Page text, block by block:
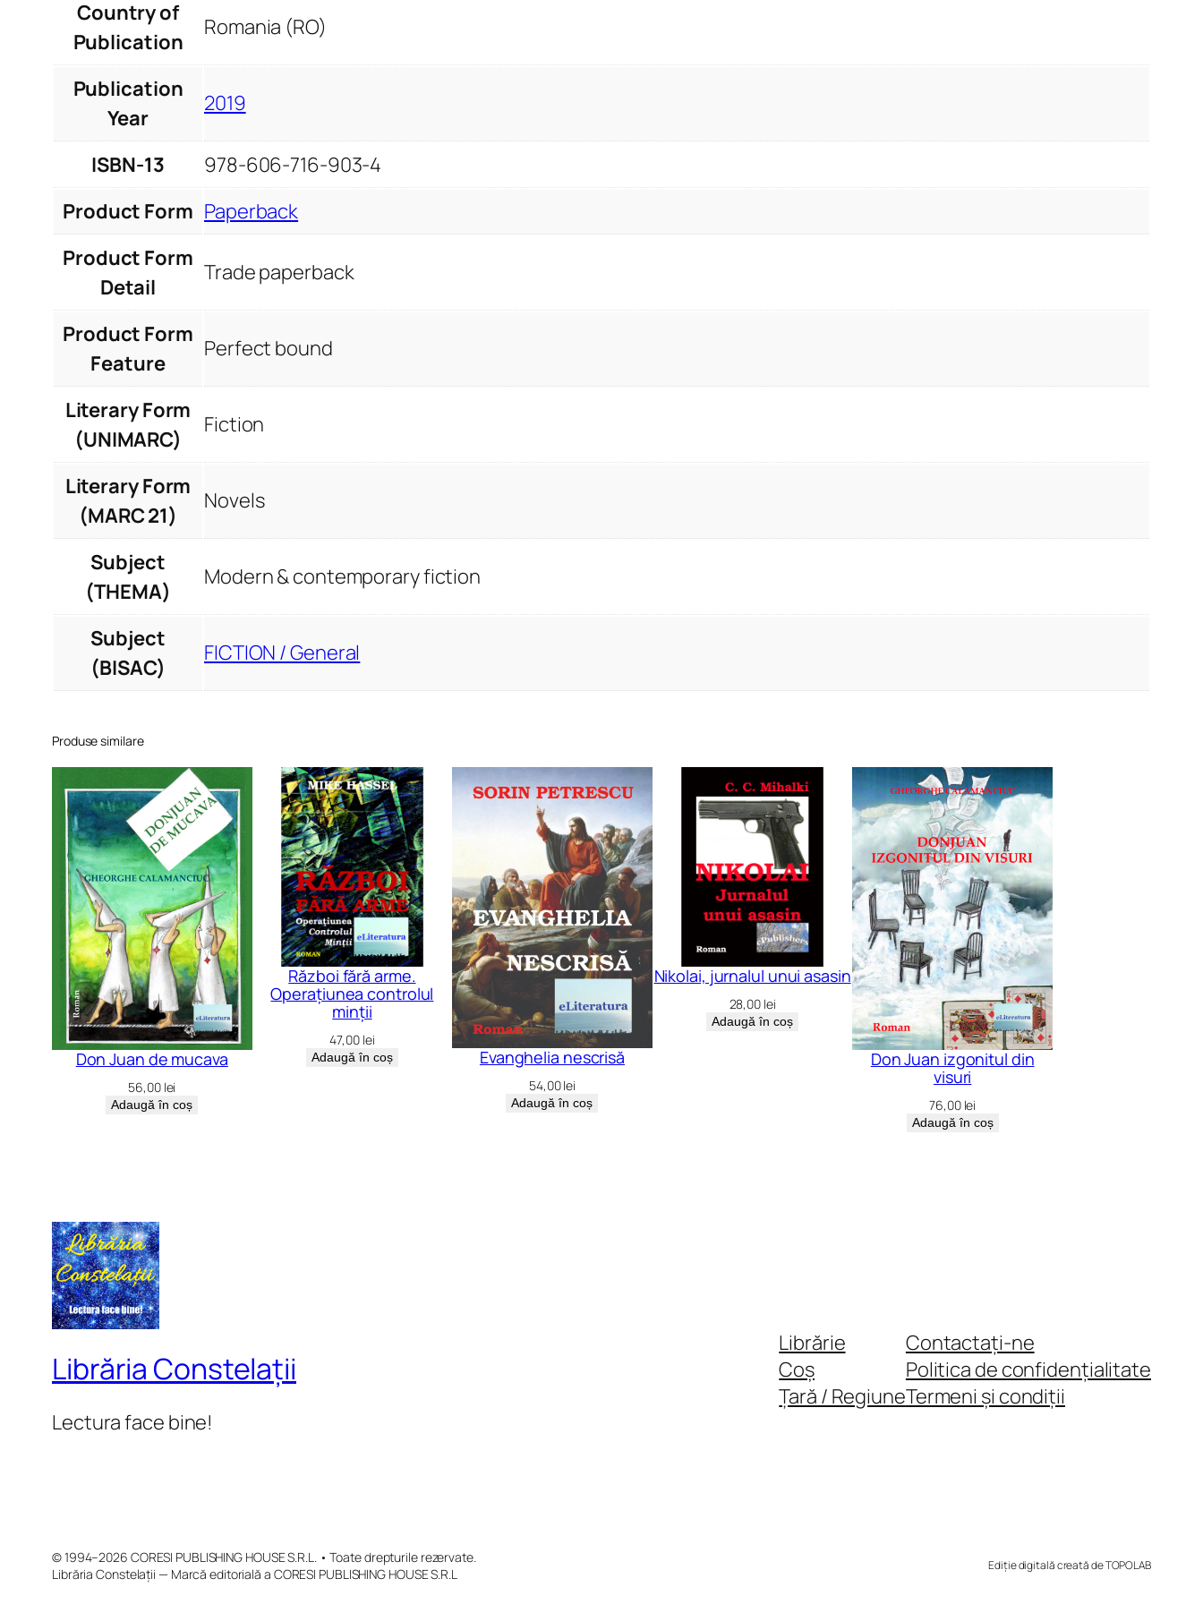
Country of
Publication
Romania (RO)
Publication
Year
2019
ISBN-13
978-606-716-903-4
Product Form Paperback
Product Form
Detail
Trade paperback
Product Form
Feature
Perfect bound
Literary Form
(UNIMARC)
Fiction
Literary Form
(MARC 21)
Novels
Subject
(THEMA)
Modern & contemporary fiction
Subject
(BISAC)
FICTION / General
Produse similare
Don Juan de mucava
56,00 lei
Adaugă în coș
Război fără arme.
Operațiunea controlul
minții
47,00 lei
Adaugă în coș Evanghelia nescrisă
54,00lei
Adaugă în coș
Nikolai, jurnalul unui asasin
28,00 lei
Adaugă în coș
Don Juan izgonitul din
visuri
76,00 lei
Adaugă în coș
Librăria Constelații
Lectura face bine!
Librărie
Coș
Țară / Regiune
Contactați-ne
Politica de confidențialitate
Termeni și condiții
© 1994–2026 CORESI PUBLISHING HOUSE S.R.L. • Toate drepturile rezervate.
Librăria Constelații — Marcă editorială a CORESI PUBLISHING HOUSE S.R.L
Ediție digitală creată de TOPOLAB